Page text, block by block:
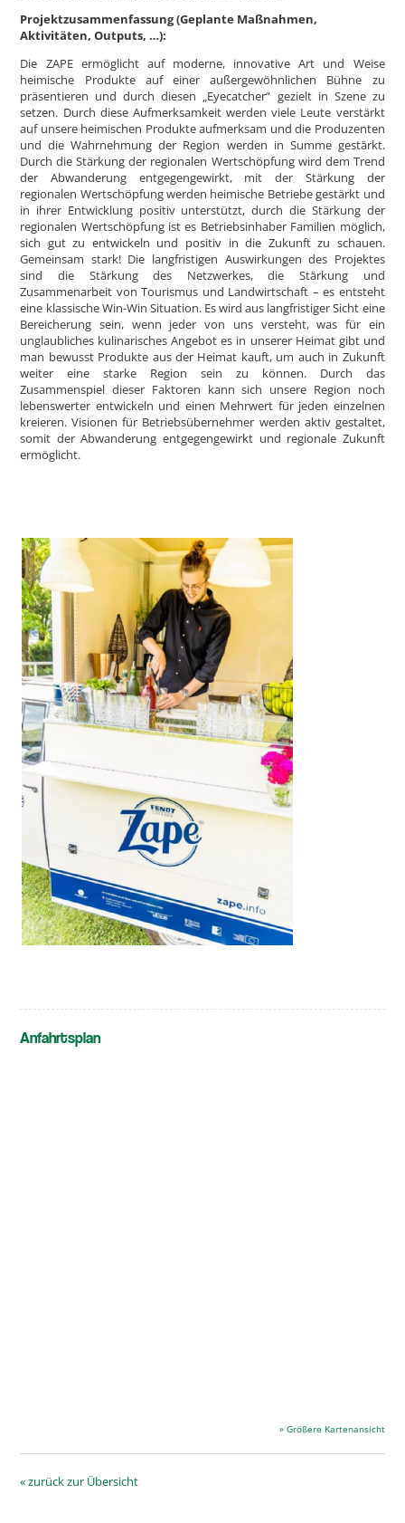
Projektzusammenfassung (Geplante Maßnahmen,
Aktivitäten, Outputs, …):
Die ZAPE ermöglicht auf moderne, innovative Art und Weise
heimische Produkte auf einer außergewöhnlichen Bühne zu
präsentieren und durch diesen „Eyecatcher“ gezielt in Szene zu
setzen. Durch diese Aufmerksamkeit werden viele Leute verstärkt
auf unsere heimischen Produkte aufmerksam und die Produzenten
und die Wahrnehmung der Region werden in Summe gestärkt.
Durch die Stärkung der regionalen Wertschöpfung wird dem Trend
der Abwanderung entgegengewirkt, mit der Stärkung der
regionalen Wertschöpfung werden heimische Betriebe gestärkt und
in ihrer Entwicklung positiv unterstützt, durch die Stärkung der
regionalen Wertschöpfung ist es Betriebsinhaber Familien möglich,
sich gut zu entwickeln und positiv in die Zukunft zu schauen.
Gemeinsam stark! Die langfristigen Auswirkungen des Projektes
sind die Stärkung des Netzwerkes, die Stärkung und
Zusammenarbeit von Tourismus und Landwirtschaft – es entsteht
eine klassische Win-Win Situation. Es wird aus langfristiger Sicht eine
Bereicherung sein, wenn jeder von uns versteht, was für ein
unglaubliches kulinarisches Angebot es in unserer Heimat gibt und
man bewusst Produkte aus der Heimat kauft, um auch in Zukunft
weiter eine starke Region sein zu können. Durch das
Zusammenspiel dieser Faktoren kann sich unsere Region noch
lebenswerter entwickeln und einen Mehrwert für jeden einzelnen
kreieren. Visionen für Betriebsübernehmer werden aktiv gestaltet,
somit der Abwanderung entgegengewirkt und regionale Zukunft
ermöglicht.
Anfahrtsplan
» Größere Kartenansicht
« zurück zur Übersicht